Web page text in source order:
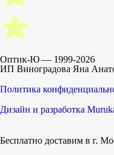
Оптик-Ю — 1999-2026
ИП Виноградова Яна
Политика
Дизайн и разработка
Бесплатно доставим в г.